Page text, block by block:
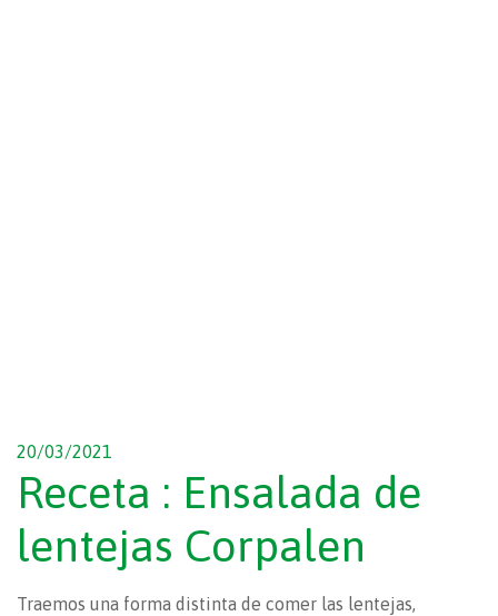
20/03/2021
Receta : Ensalada de
lentejas Corpalen
Traemos una forma distinta de comer las lentejas,